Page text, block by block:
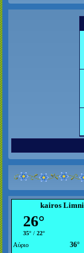
kairos Limni